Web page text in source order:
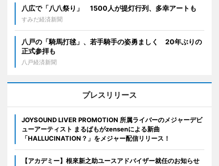
八広で「八八祭り」 1500人が提灯行列、多幸アートも
すみだ経済新聞
八戸の「騎馬打毬」、若手騎手の姿勇ましく 20年ぶりの
正式参拝も
八戸経済新聞
プレスリリース
JOYSOUND LIVER PROMOTION 所属ライバーのメジャーデビ
ューアーティスト まるぱもがzensenによる新曲
「HALLUCINATION？」をメジャー配信リリース！
【アカデミー】根來新之助ユースアドバイザー就任のお知らせ